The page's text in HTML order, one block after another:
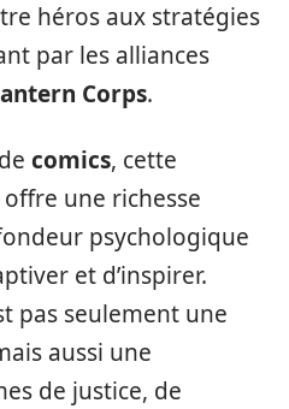
héros aux stratégies
par les alliances
Corps.
comics, cette
une richesse
psychologique
et d’inspirer.
pas seulement une
aussi une
de justice, de